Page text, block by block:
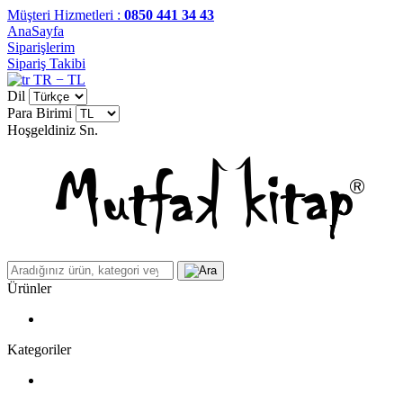
Müşteri Hizmetleri : 0850 441 34 43
AnaSayfa
Siparişlerim
Sipariş Takibi
TR − TL
Dil
Para Birimi
Hoşgeldiniz Sn.
Ürünler
Kategoriler